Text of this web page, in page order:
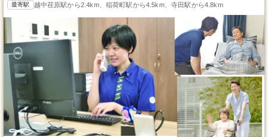
最寄駅 越中荏原駅から2.4km、稲荷町駅から4.5km、寺田駅から4.8km